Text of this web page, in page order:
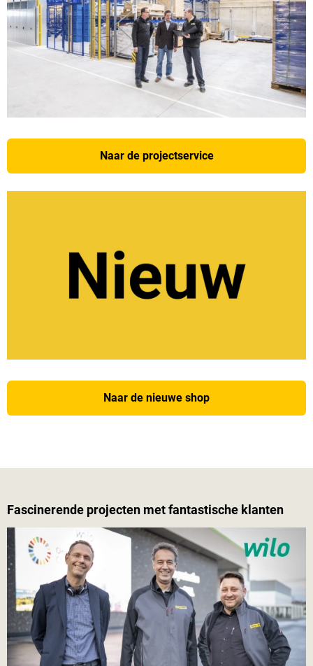
Naar de projectservice
Naar de nieuwe shop
Fascinerende projecten met fantastische klanten